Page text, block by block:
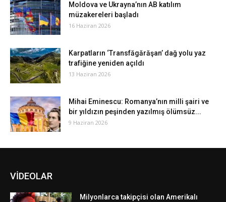
Moldova ve Ukrayna’nın AB katılım
müzakereleri başladı
16 Haziran 2026
Karpatların ‘Transfăgărăşan’ dağ yolu yaz
trafiğine yeniden açıldı
13 Haziran 2026
Mihai Eminescu: Romanya’nın milli şairi ve
bir yıldızın peşinden yazılmış ölümsüz...
9 Haziran 2026
VİDEOLAR
Milyonlarca takipçisi olan Amerikalı